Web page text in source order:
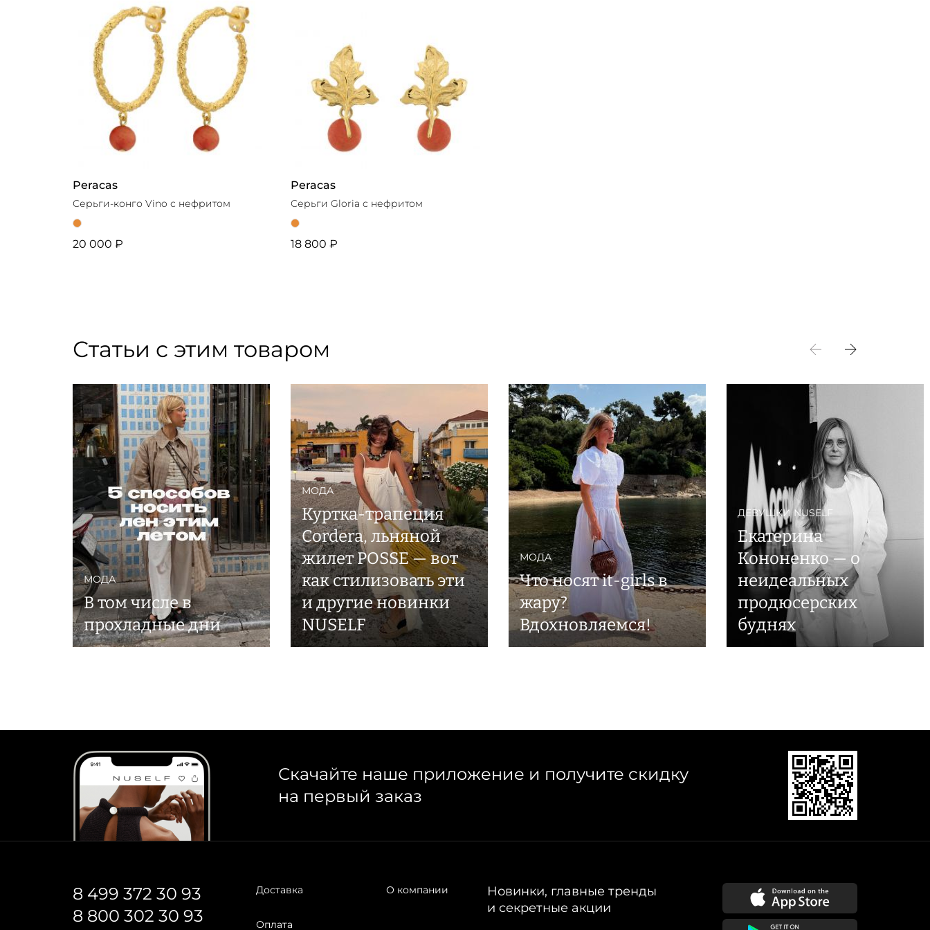
Peracas
Серьги-конго Vino с нефритом
20 000 ₽
Peracas
Серьги Gloria с нефритом
18 800 ₽
Статьи с этим товаром
МОДА
В том числе в
прохладные дни
МОДА
Куртка-трапеция
Cordera, льняной
жилет POSSE — вот
как стилизовать эти
и другие новинки
NUSELF
МОДА
Что носят it-girls в
жару?
Вдохновляемся!
ДЕВУШКИ NUSELF
Екатерина
Кононенко — о
неидеальных
продюсерских
буднях
Скачайте наше приложение и получите скидку
на первый заказ
8 499 372 30 93
8 800 302 30 93
Доставка
Оплата
О компании
Новинки, главные тренды
и секретные акции